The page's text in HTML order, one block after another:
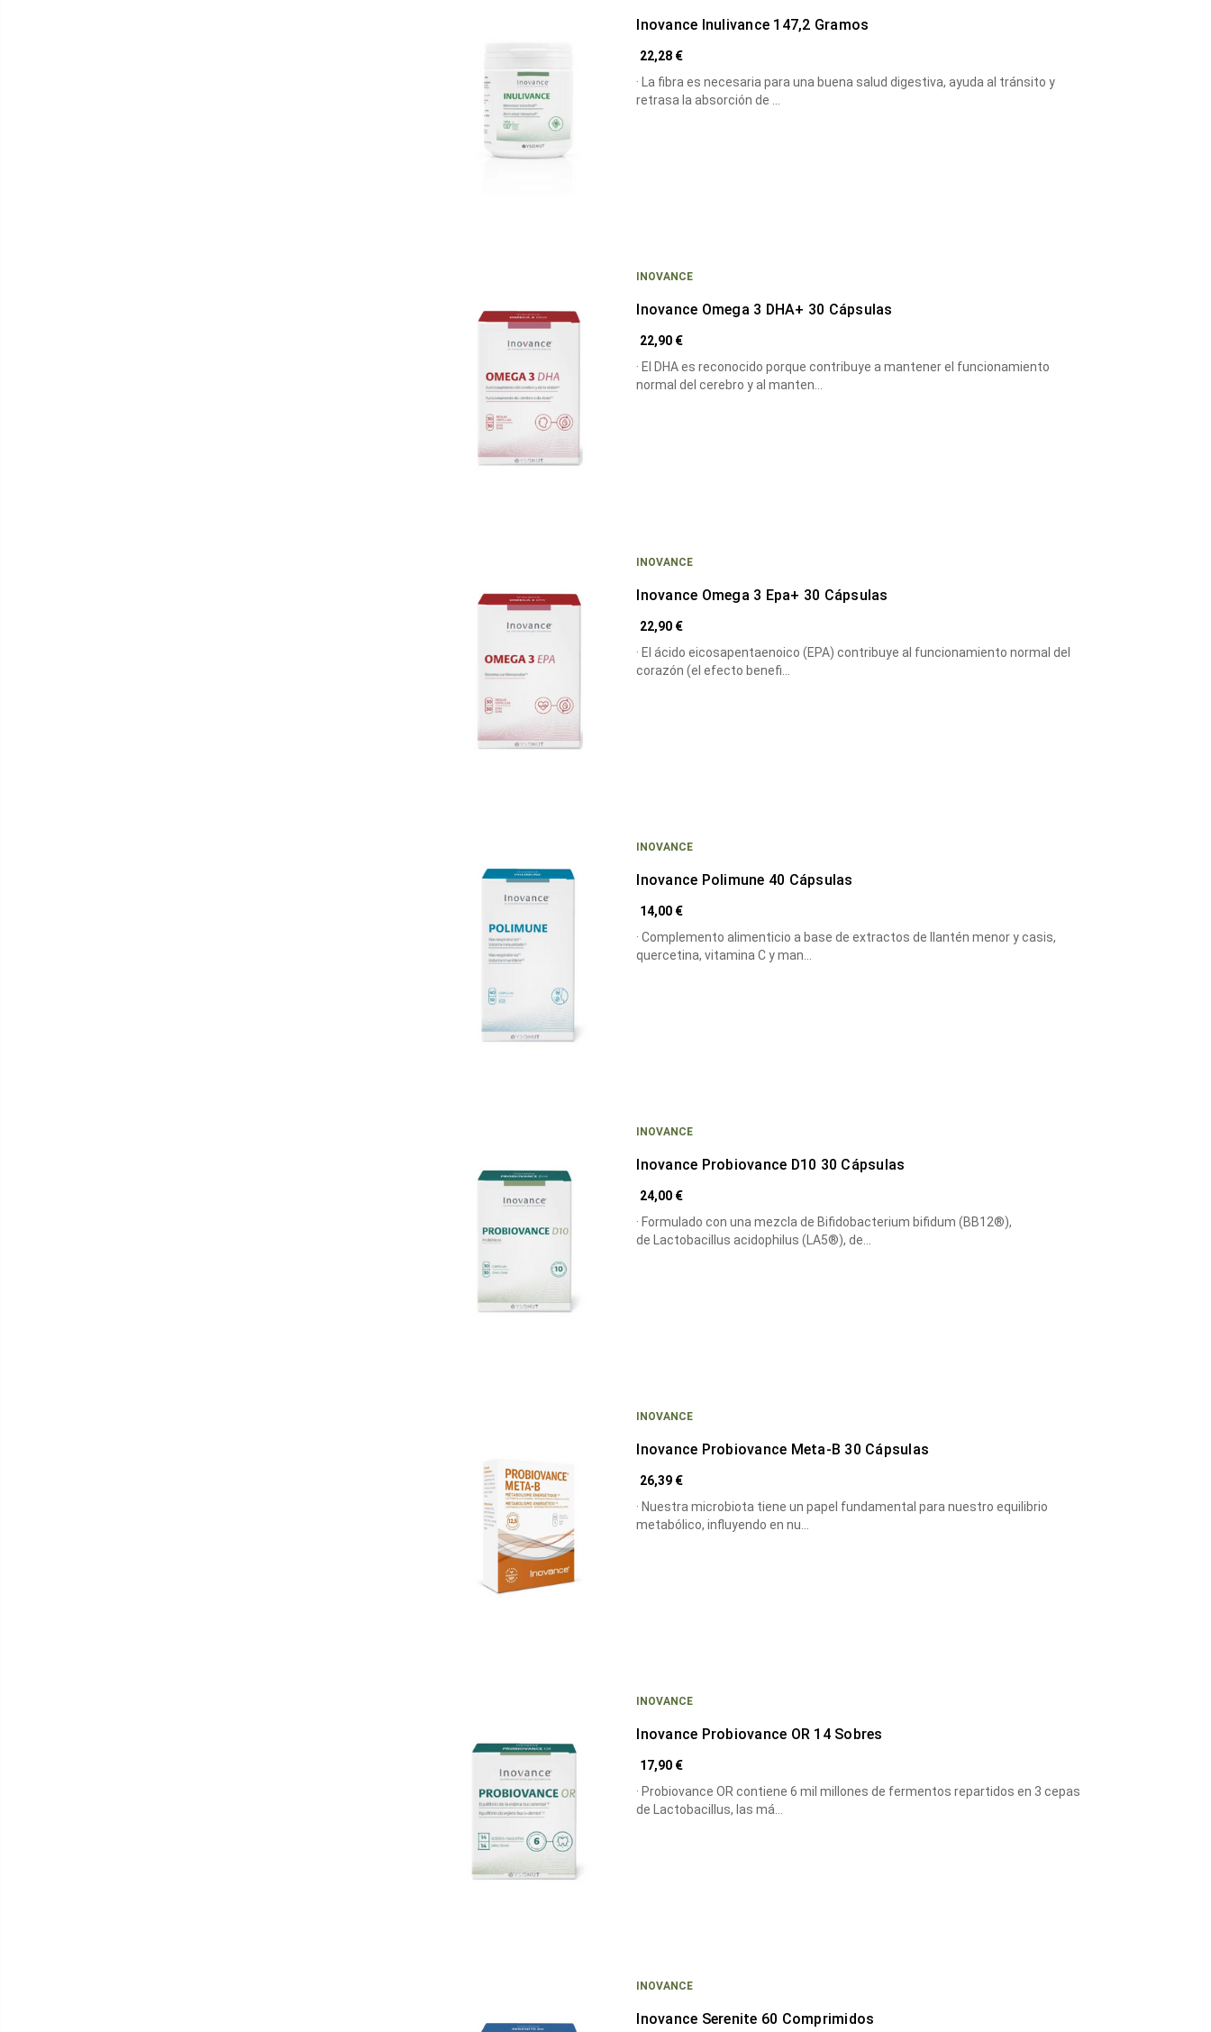
Inovance Inulivance 147,2 Gramos
22,28 €
· La fibra es necesaria para una buena salud digestiva, ayuda al tránsito y
retrasa la absorción de …
INOVANCE
Inovance Omega 3 DHA+ 30 Cápsulas
22,90 €
· El DHA es reconocido porque contribuye a mantener el funcionamiento
normal del cerebro y al manten…
INOVANCE
Inovance Omega 3 Epa+ 30 Cápsulas
22,90 €
· El ácido eicosapentaenoico (EPA) contribuye al funcionamiento normal del
corazón (el efecto benefi…
INOVANCE
Inovance Polimune 40 Cápsulas
14,00 €
· Complemento alimenticio a base de extractos de llantén menor y casis,
quercetina, vitamina C y man…
INOVANCE
Inovance Probiovance D10 30 Cápsulas
24,00 €
· Formulado con una mezcla de Biﬁdobacterium biﬁdum (BB12®),
de Lactobacillus acidophilus (LA5®), de…
INOVANCE
Inovance Probiovance Meta-B 30 Cápsulas
26,39 €
· Nuestra microbiota tiene un papel fundamental para nuestro equilibrio
metabólico, influyendo en nu…
INOVANCE
Inovance Probiovance OR 14 Sobres
17,90 €
· Probiovance OR contiene 6 mil millones de fermentos repartidos en 3 cepas
de Lactobacillus, las má…
INOVANCE
Inovance Serenite 60 Comprimidos